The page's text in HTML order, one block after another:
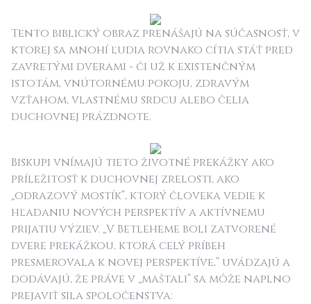
Tento biblický obraz prenášajú na súčasnosť, v
ktorej sa mnohí ľudia rovnako cítia stáť pred
zavretými dverami - či už k existenčným
istotám, vnútornému pokoju, zdravým
vzťahom, vlastnému srdcu alebo čelia
duchovnej prázdnote.
Biskupi vnímajú tieto životné prekážky ako
príležitosť k duchovnej zrelosti, ako
„odrazový mostík“, ktorý človeka vedie k
hľadaniu nových perspektív a aktívnemu
prijatiu výziev. „V Betleheme boli zatvorené
dvere prekážkou, ktorá celý príbeh
presmerovala k novej perspektíve,“ uvádzajú a
dodávajú, že práve v „maštali“ sa môže naplno
prejaviť sila spoločenstva: